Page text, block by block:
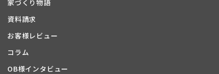
家づくり物語
資料請求
お客様レビュー
コラム
OB様インタビュー